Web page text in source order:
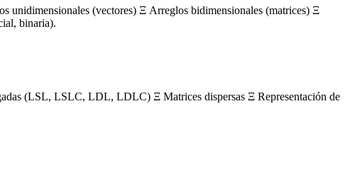
unidimensionales (vectores) Ξ Arreglos bidimensionales (matrices) Ξ
binaria).
(LSL, LSLC, LDL, LDLC) Ξ Matrices dispersas Ξ Representación de